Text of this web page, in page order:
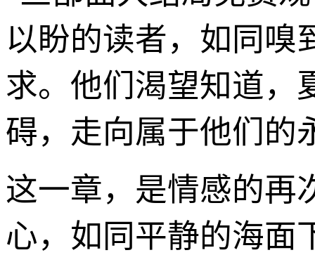
以盼的读者，如同嗅
求。他们渴望知道，
碍，走向属于他们的
这一章，是情感的再
心，如同平静的海面